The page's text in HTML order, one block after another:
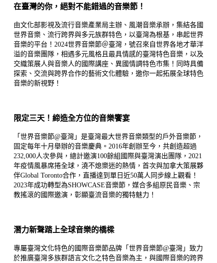
在臺灣的你，絕對不能錯過的音樂節！
由文化部影視及流行音樂產業局主辦、風潮音樂承辦，集結各國
世界音樂、流行跨界與多元族群特色，以臺灣為根基，串起世界
音樂的平台！2024世界音樂節＠臺灣，號召來自世界各地才華洋
溢的音樂團隊，相遇多元風格且最具情感的臺灣特色音樂，以及
交織策展人與音樂人的國際講座、異國情調特色市集！同時具備
探索、交流與跨界合作的藝術文化體驗，邀你一起拓展全球特色
音樂的新視野！
限定三天！締造全方位的音樂饗宴
「世界音樂節@臺灣」是臺灣最大世界音樂類型的戶外音樂節，
固定每年十月舉辦的音樂慶典。2016年創辦至今，共創造超過
232,000人次參與，總計邀演100餘組國際與臺灣演出團隊，2021
年疫情風暴席捲全球，澆不熄樂迷的熱情，首次與加拿大策展夥
伴Global Toronto合作，直播達到單日近50萬人同步線上觀看！
2023年成功轉型為SHOWCASE音樂節，媒合多組原民音樂、宗
教搖滾的國際邀演，彰顯臺流音樂的獨特魅力！
潛力新聲踏上全球音樂的橋樑
專屬臺灣文化特色的國際音樂節品牌「世界音樂節@臺灣」致力
於推廣臺灣多族群語言文化之特色音樂為主，與國際音樂的跨界